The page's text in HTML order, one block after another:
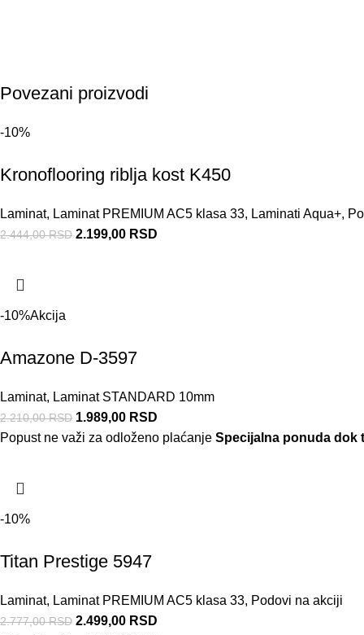
Povezani proizvodi
-10%
Kronoflooring riblja kost K450
Laminat, Laminat PREMIUM AC5 klasa 33, Laminati Aqua+,
2.444,00RSD 2.199,00 RSD
-10%Akcija
Amazone D-3597
Laminat, Laminat STANDARD 10mm
2.210,00RSD 1.989,00 RSD
Popust ne važi za odloženo plaćanje Specijalna ponuda dok
-10%
Titan Prestige 5947
Laminat, Laminat PREMIUM AC5 klasa 33, Podovi na akciji
2.777,00RSD 2.499,00 RSD